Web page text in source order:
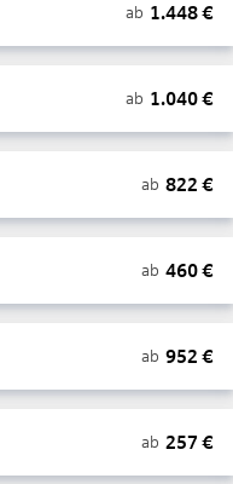
ab 1.448€
ab 1.040€
ab 822 €
ab 460€
ab 952 €
ab 257 €